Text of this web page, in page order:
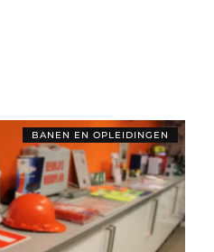
BANEN EN OPLEIDINGEN